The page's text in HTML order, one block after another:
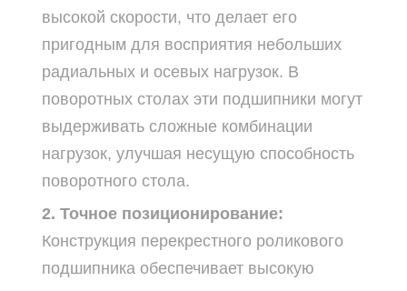
высокой скорости, что делает его
пригодным для восприятия небольших
радиальных и осевых нагрузок. В
поворотных столах эти подшипники могут
выдерживать сложные комбинации
нагрузок, улучшая несущую способность
поворотного стола.
2. Точное позиционирование:
Конструкция перекрестного роликового
подшипника обеспечивает высокую